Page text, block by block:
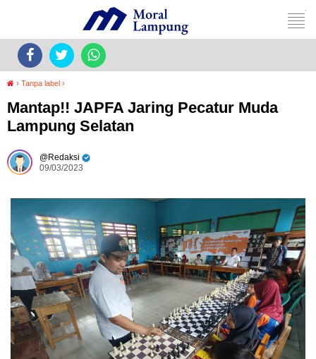
› Tanpa label ›
Mantap!! JAPFA Jaring Pecatur Muda
Lampung Selatan
Redaksi
09/03/2023